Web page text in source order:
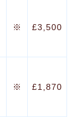
※ £3,500
※ £1,870